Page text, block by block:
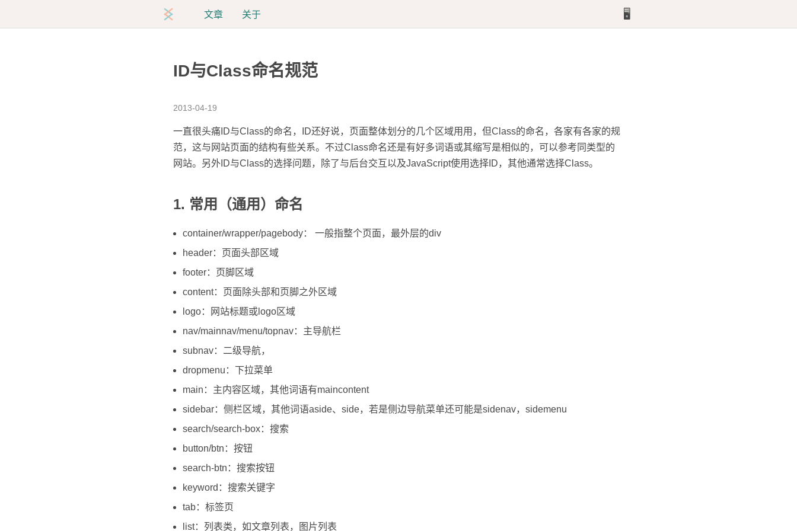
文章 关于 🖥️
ID与Class命名规范
2013-04-19
一直很头痛ID与Class的命名，ID还好说，页面整体划分的几个区域用用，但Class的命名，各家有各家的规
范，这与网站页面的结构有些关系。不过Class命名还是有好多词语或其缩写是相似的，可以参考同类型的
网站。另外ID与Class的选择问题，除了与后台交互以及JavaScript使用选择ID，其他通常选择Class。
1. 常用（通用）命名
container/wrapper/pagebody： 一般指整个页面，最外层的div
header：页面头部区域
footer：页脚区域
content：页面除头部和页脚之外区域
logo：网站标题或logo区域
nav/mainnav/menu/topnav：主导航栏
subnav：二级导航，
dropmenu：下拉菜单
main：主内容区域，其他词语有maincontent
sidebar：侧栏区域，其他词语aside、side，若是侧边导航菜单还可能是sidenav，sidemenu
search/search-box：搜索
button/btn：按钮
search-btn：搜索按钮
keyword：搜索关键字
tab：标签页
list：列表类，如文章列表，图片列表